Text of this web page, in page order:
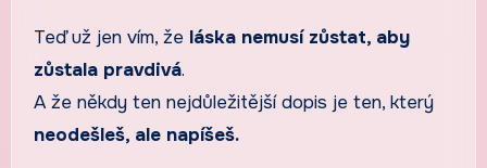
Teď už jen vím, že láska nemusí zůstat, aby
zůstala pravdivá.
A že někdy ten nejdůležitější dopis je ten, který
neodešleš, ale napíšeš.